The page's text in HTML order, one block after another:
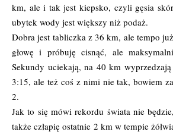
km, ale i tak jest kiepsko, czyli gęsia
ubytek wody jest większy niż podaż.
Dobra jest tabliczka z 36 km, ale tempo
głowę i próbuję cisnąć, ale
Sekundy uciekają, na 40 km
3:15, ale też coś z nimi nie tak, bowiem
2.
Jak to się mówi rekordu świata nie
także człapię ostatnie 2 km w tempie